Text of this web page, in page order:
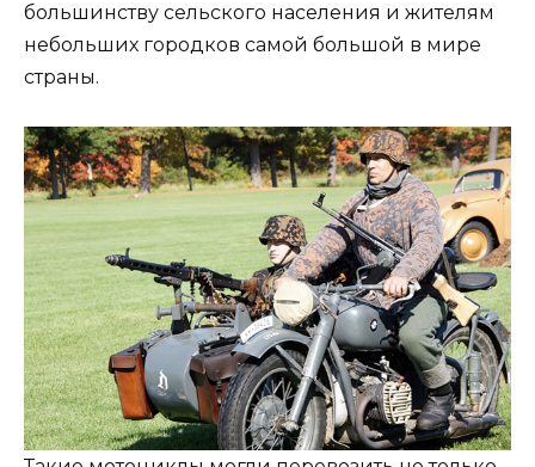
большинству сельского населения и жителям
небольших городков самой большой в мире
страны.